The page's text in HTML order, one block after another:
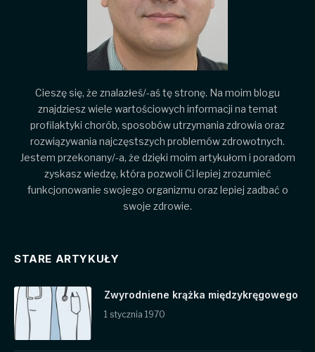
Cieszę się, że znalazłeś/-aś tę stronę. Na moim blogu
znajdziesz wiele wartościowych informacji na temat
profilaktyki chorób, sposobów utrzymania zdrowia oraz
rozwiązywania najczęstszych problemów zdrowotnych.
Jestem przekonany/-a, że dzięki moim artykułom i poradom
zyskasz wiedzę, która pozwoli Ci lepiej zrozumieć
funkcjonowanie swojego organizmu oraz lepiej zadbać o
swoje zdrowie.
STARE ARTYKUŁY
Zwyrodniene krążka międzykręgowego
1 stycznia 1970